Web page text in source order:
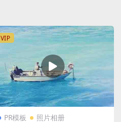
VIP
PR模板 照片相册